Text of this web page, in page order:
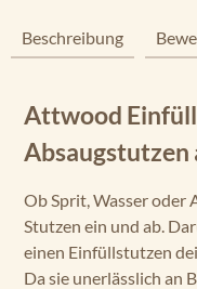
Beschreibung
Attwood
Absaugstutzen
Ob Sprit, Wasser oder
Stutzen ein und ab.
einen Einfüllstutzen
Da sie unerlässlich an